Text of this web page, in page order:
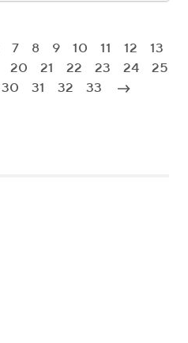
7 8 9 10 11 12
13
20 21 22 23 24
25
30 31 32 33